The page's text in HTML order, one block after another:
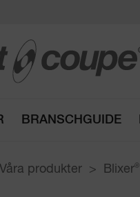
BRANSCHGUIDE
Våra produkter Blixer®